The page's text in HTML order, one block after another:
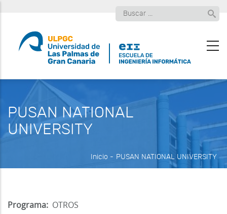
contenido
principal
Buscar
Inicio - PUSAN NATIONAL UNIVERSITY
PUSAN NATIONAL
UNIVERSITY
Programa
OTROS